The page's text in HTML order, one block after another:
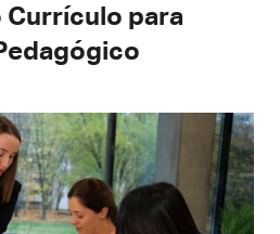
Currículo para